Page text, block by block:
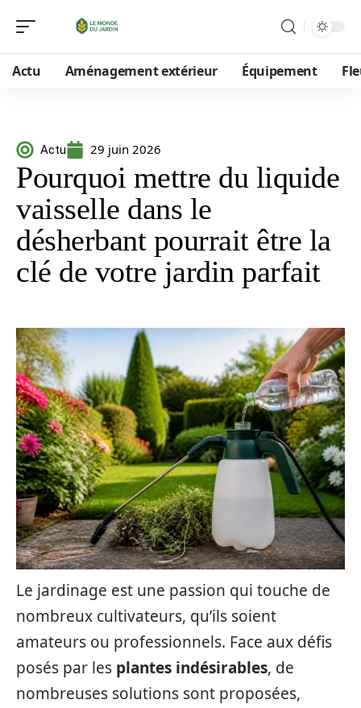
Actu Aménagement extérieur Équipement
Actu 29 juin 2026
Pourquoi mettre du liquide
vaisselle dans le
désherbant pourrait être la
clé de votre jardin parfait
Le jardinage est une passion qui touche de
nombreux cultivateurs, qu’ils soient
amateurs ou professionnels. Face aux défis
posés par les plantes indésirables, de
nombreuses solutions sont proposées,